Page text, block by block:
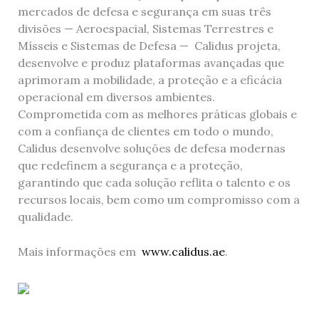
mercados de defesa e segurança em suas três
divisões — Aeroespacial, Sistemas Terrestres e
Mísseis e Sistemas de Defesa — Calidus projeta,
desenvolve e produz plataformas avançadas que
aprimoram a mobilidade, a proteção e a eficácia
operacional em diversos ambientes.
Comprometida com as melhores práticas globais e
com a confiança de clientes em todo o mundo,
Calidus desenvolve soluções de defesa modernas
que redefinem a segurança e a proteção,
garantindo que cada solução reflita o talento e os
recursos locais, bem como um compromisso com a
qualidade.
Mais informações em www.calidus.ae.